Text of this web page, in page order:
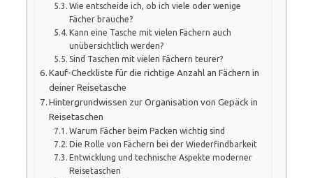
Wie entscheide ich, ob ich viele oder wenige
Fächer brauche?
Kann eine Tasche mit vielen Fächern auch
unübersichtlich werden?
Sind Taschen mit vielen Fächern teurer?
Kauf-Checkliste für die richtige Anzahl an Fächern in
deiner Reisetasche
Hintergrundwissen zur Organisation von Gepäck in
Reisetaschen
Warum Fächer beim Packen wichtig sind
Die Rolle von Fächern bei der Wiederfindbarkeit
Entwicklung und technische Aspekte moderner
Reisetaschen